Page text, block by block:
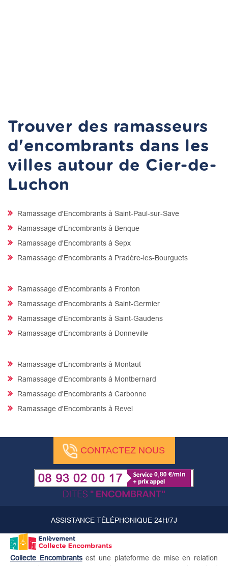
Trouver des ramasseurs
d'encombrants dans les
villes autour de Cier-de-
Luchon
Ramassage d'Encombrants à Saint-Paul-sur-Save
Ramassage d'Encombrants à Benque
Ramassage d'Encombrants à Sepx
Ramassage d'Encombrants à Pradère-les-Bourguets
Ramassage d'Encombrants à Fronton
Ramassage d'Encombrants à Saint-Germier
Ramassage d'Encombrants à Saint-Gaudens
Ramassage d'Encombrants à Donneville
Ramassage d'Encombrants à Montaut
Ramassage d'Encombrants à Montbernard
Ramassage d'Encombrants à Carbonne
Ramassage d'Encombrants à Revel
CONTACTEZ NOUS
ASSISTANCE TÉLÉPHONIQUE 24H/7J
Collecte Encombrantsest une plateforme de mise en relation